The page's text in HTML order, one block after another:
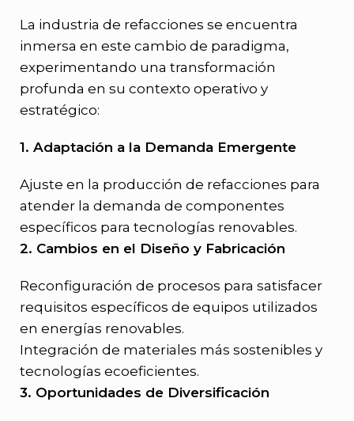
La industria de refacciones se encuentra
inmersa en este cambio de paradigma,
experimentando una transformación
profunda en su contexto operativo y
estratégico:
1. Adaptación a la Demanda Emergente
Ajuste en la producción de refacciones para
atender la demanda de componentes
específicos para tecnologías renovables.
2. Cambios en el Diseño y Fabricación
Reconfiguración de procesos para satisfacer
requisitos específicos de equipos utilizados
en energías renovables.
Integración de materiales más sostenibles y
tecnologías ecoeficientes.
3. Oportunidades de Diversificación